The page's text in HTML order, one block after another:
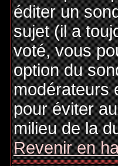
éditer un
sujet (il a
voté, vous
option du
modérateurs
pour éviter
milieu de la
Revenir en